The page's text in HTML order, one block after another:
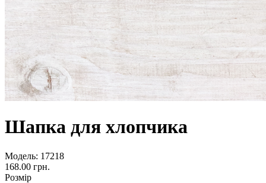
Шапка для хлопчика
Модель: 17218
168.00 грн.
Розмір